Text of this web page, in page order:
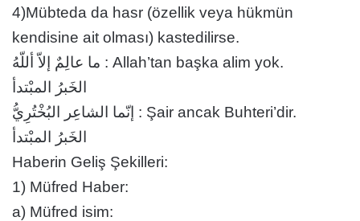
4)Mübteda da hasr (özellik veya hükmün
kendisine ait olması) kastedilirse.
ما عالِمٌ إلاّ أللّهُ : Allah’tan başka alim yok.
الخَبرُ المبْتدأ
إنّما الشاعِر البُخْتُرِيُّ : Şair ancak Buhteri’dir.
الخَبرُ المبْتدأ
Haberin Geliş Şekilleri:
1) Müfred Haber:
a) Müfred isim: